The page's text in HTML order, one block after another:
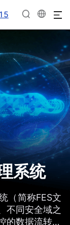
系统
（简称FES文
不同安全域之
的数据流转通